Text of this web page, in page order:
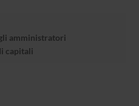
amministratori
capitali